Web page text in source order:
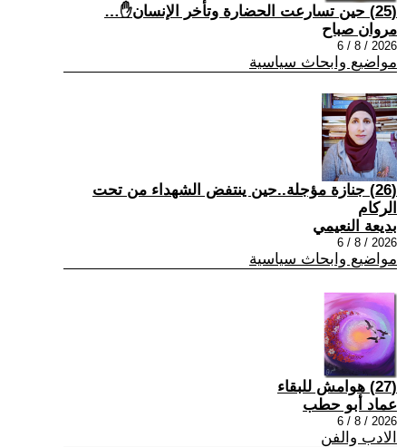
(25) حين تسارعت الحضارة وتأخر الإنسان✋…
مروان صباح
2026 / 8 / 6
مواضيع وابحاث سياسية
(26) جنازة مؤجلة..حين ينتفض الشهداء من تحت
الركام
بديعة النعيمي
2026 / 8 / 6
مواضيع وابحاث سياسية
(27) هوامش للبقاء
عماد أبو حطب
2026 / 8 / 6
الادب والفن